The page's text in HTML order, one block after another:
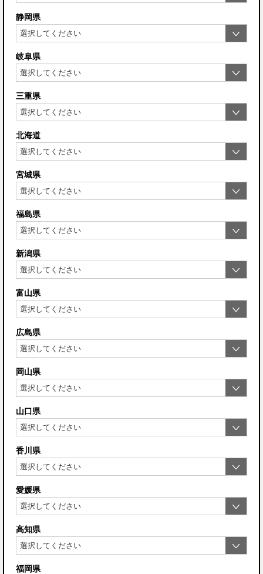
静岡県
岐阜県
三重県
北海道
宮城県
福島県
新潟県
富山県
広島県
岡山県
山口県
香川県
愛媛県
高知県
福岡県